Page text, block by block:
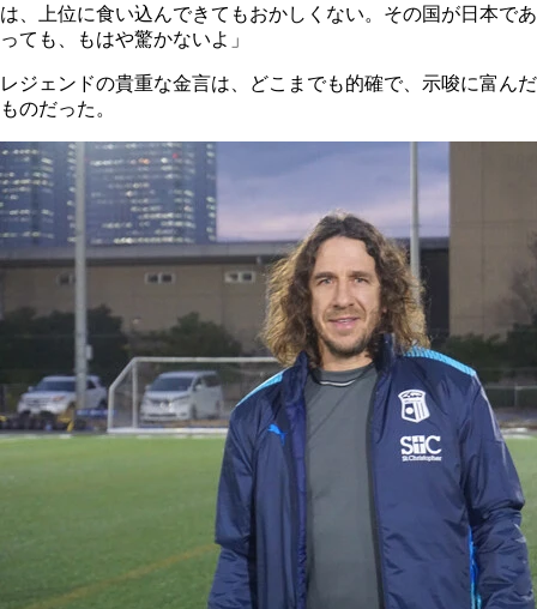
は、上位に食い込んできてもおかしくない。その国が日本であ
っても、もはや驚かないよ」
レジェンドの貴重な金言は、どこまでも的確で、示唆に富んだ
ものだった。